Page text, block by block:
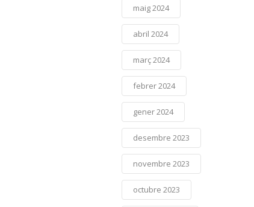
maig 2024
abril 2024
març 2024
febrer 2024
gener 2024
desembre 2023
novembre 2023
octubre 2023